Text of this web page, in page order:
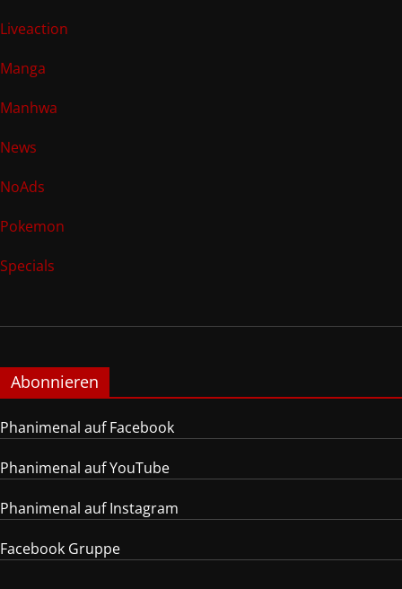
Liveaction
Manga
Manhwa
News
NoAds
Pokemon
Specials
Abonnieren
Phanimenal auf Facebook
Phanimenal auf YouTube
Phanimenal auf Instagram
Facebook Gruppe